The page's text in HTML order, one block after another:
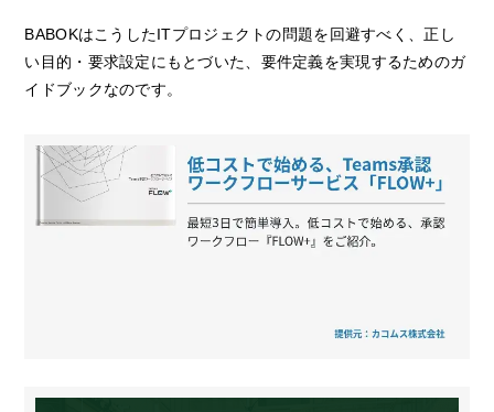
BABOKはこうしたITプロジェクトの問題を回避すべく、正し
い目的・要求設定にもとづいた、要件定義を実現するためのガ
イドブックなのです。